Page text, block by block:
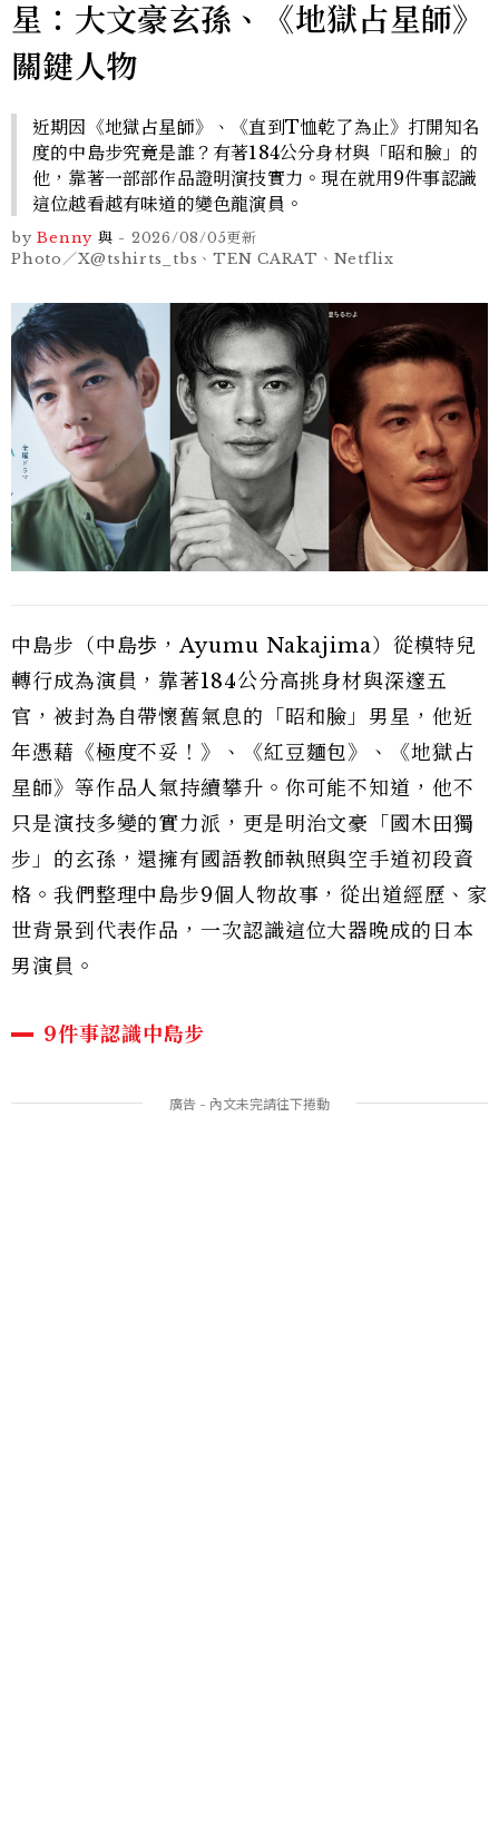
星：大文豪玄孫、《地獄占星師》
關鍵人物
近期因《地獄占星師》、《直到T恤乾了為止》打開知名
度的中島步究竟是誰？有著184公分身材與「昭和臉」的
他，靠著一部部作品證明演技實力。現在就用9件事認識
這位越看越有味道的變色龍演員。
by Benny 與 - 2026/08/05更新
Photo／X@tshirts_tbs、TEN CARAT、Netflix
中島步（中島歩，Ayumu Nakajima）從模特兒
轉行成為演員，靠著184公分高挑身材與深邃五
官，被封為自帶懷舊氣息的「昭和臉」男星，他近
年憑藉《極度不妥！》、《紅豆麵包》、《地獄占
星師》等作品人氣持續攀升。你可能不知道，他不
只是演技多變的實力派，更是明治文豪「國木田獨
步」的玄孫，還擁有國語教師執照與空手道初段資
格。我們整理中島步9個人物故事，從出道經歷、家
世背景到代表作品，一次認識這位大器晚成的日本
男演員。
9件事認識中島步